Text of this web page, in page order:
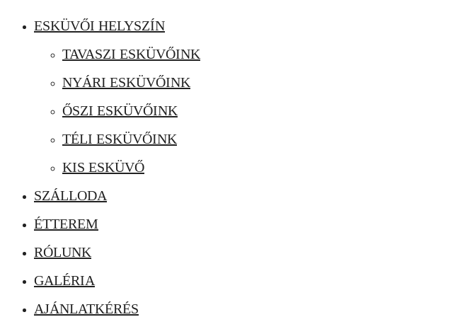
ESKÜVŐI HELYSZÍN
TAVASZI ESKÜVŐINK
NYÁRI ESKÜVŐINK
ŐSZI ESKÜVŐINK
TÉLI ESKÜVŐINK
KIS ESKÜVŐ
SZÁLLODA
ÉTTEREM
RÓLUNK
GALÉRIA
AJÁNLATKÉRÉS